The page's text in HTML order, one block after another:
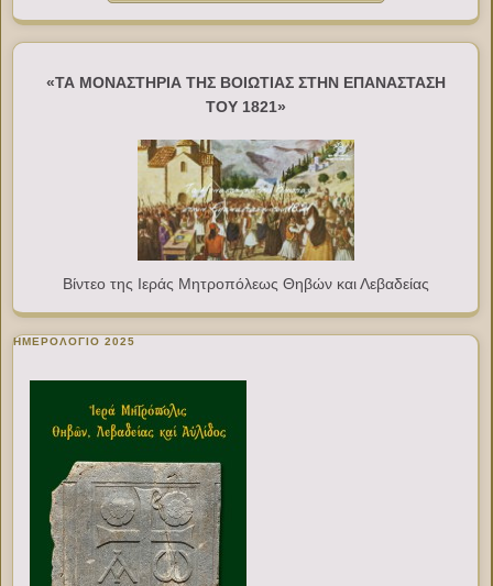
«ΤΑ ΜΟΝΑΣΤΗΡΙΑ ΤΗΣ ΒΟΙΩΤΙΑΣ ΣΤΗΝ ΕΠΑΝΑΣΤΑΣΗ
ΤΟΥ 1821»
Βίντεο της Ιεράς Μητροπόλεως Θηβών και Λεβαδείας
ΗΜΕΡΟΛΟΓΙΟ 2025